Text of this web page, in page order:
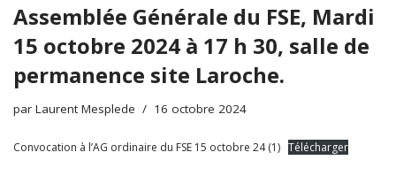
Assemblée Générale du FSE, Mardi
15 octobre 2024 à 17 h 30, salle de
permanence site Laroche.
par Laurent Mesplede 16 octobre 2024
Convocation à l’AG ordinaire du FSE 15 octobre 24 (1) Télécharger